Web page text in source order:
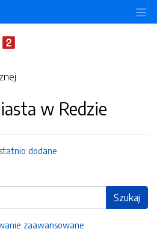
w Redzie
dodane
Szukaj
zaawansowane